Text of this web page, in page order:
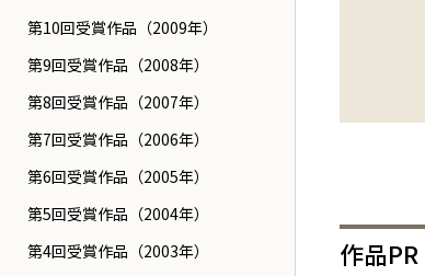
第10回受賞作品（2009年）
第9回受賞作品（2008年）
第8回受賞作品（2007年）
第7回受賞作品（2006年）
第6回受賞作品（2005年）
第5回受賞作品（2004年）
第4回受賞作品（2003年）
作品PR